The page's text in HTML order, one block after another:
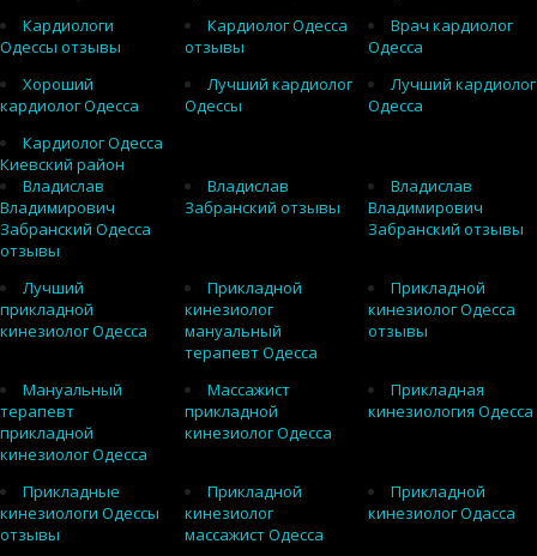
Кардиологи
Одессы отзывы
Кардиолог Одесса
отзывы
Врач кардиолог
Одесса
Хороший
кардиолог Одесса
Лучший кардиолог
Одессы
Лучший кардиолог
Одесса
Кардиолог Одесса
Киевский район
Владислав
Владимирович
Забранский Одесса
отзывы
Владислав
Забранский отзывы
Владислав
Владимирович
Забранский отзывы
Лучший
прикладной
кинезиолог Одесса
Прикладной
кинезиолог
мануальный
терапевт Одесса
Прикладной
кинезиолог Одесса
отзывы
Мануальный
терапевт
прикладной
кинезиолог Одесса
Массажист
прикладной
кинезиолог Одесса
Прикладная
кинезиология Одесса
Прикладные
кинезиологи Одессы
отзывы
Прикладной
кинезиолог
массажист Одесса
Прикладной
кинезиолог Одасса